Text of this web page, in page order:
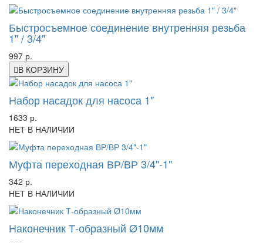
Быстросъемное соединение внутренняя резьба
1" / 3/4"
997 р.
В КОРЗИНУ
Набор насадок для насоса 1"
1633 р.
НЕТ В НАЛИЧИИ
Муфта переходная ВР/ВР 3/4"-1"
342 р.
НЕТ В НАЛИЧИИ
Наконечник Т-образный Ø10мм